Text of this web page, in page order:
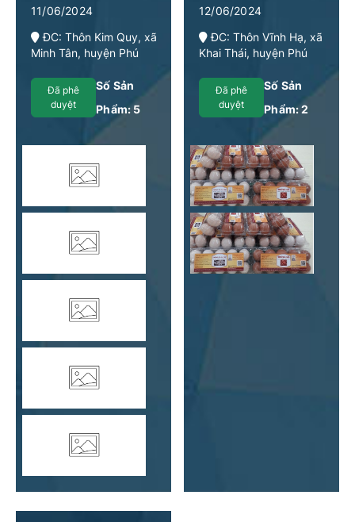
11/06/2024
ĐC: Thôn Kim Quy, xã
Minh Tân, huyện Phú
Đã phê
duyệt
Số Sản
Phẩm: 5
12/06/2024
ĐC: Thôn Vĩnh Hạ, xã
Khai Thái, huyện Phú
Đã phê
duyệt
Số Sản
Phẩm:2